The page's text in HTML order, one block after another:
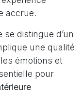
accrue.
distingue d’un
une qualité
émotions et
pour